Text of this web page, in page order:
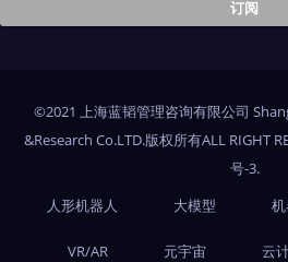
©2021 上海蓝韬管理咨询有限公司
&Research Co.LTD.版权所有ALL RIGHT
号-3.
人形机器人
大模型
VR/AR 元宇宙 云